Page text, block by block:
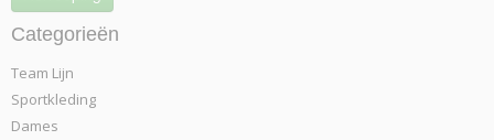
Categorieën
Team Lijn
Sportkleding
Dames